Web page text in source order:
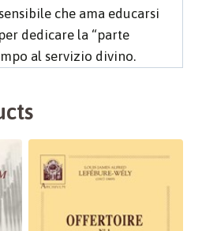
che ama educarsi
dedicare la “parte
al servizio divino.